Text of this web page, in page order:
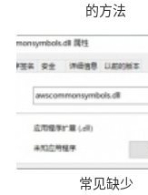
的方法
常见缺少